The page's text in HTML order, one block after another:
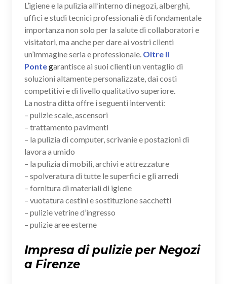
L’igiene e la pulizia all’interno di negozi, alberghi,
uffici e studi tecnici professionali è di fondamentale
importanza non solo per la salute di collaboratori e
visitatori, ma anche per dare ai vostri clienti
un’immagine seria e professionale. Oltre il
Pontegarantisce ai suoi clienti un ventaglio di
soluzioni altamente personalizzate, dai costi
competitivi e di livello qualitativo superiore.
La nostra ditta offre i seguenti interventi:
– pulizie scale, ascensori
– trattamento pavimenti
– la pulizia di computer, scrivanie e postazioni di
lavora a umido
– la pulizia di mobili, archivi e attrezzature
– spolveratura di tutte le superfici e gli arredi
– fornitura di materiali di igiene
– vuotatura cestini e sostituzione sacchetti
– pulizie vetrine d’ingresso
– pulizie aree esterne
Impresa di pulizie per Negozi
a Firenze